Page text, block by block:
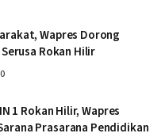
Wapres Dorong
Rokan Hilir
0
1 Rokan Hilir, Wapres
Prasarana Pendidikan